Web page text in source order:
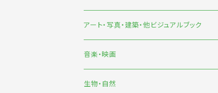
旅
マンガ
イラスト
雨宮ひかる
アート・写真・建築・他ビジュアルブック
音楽・映画
生物・自然